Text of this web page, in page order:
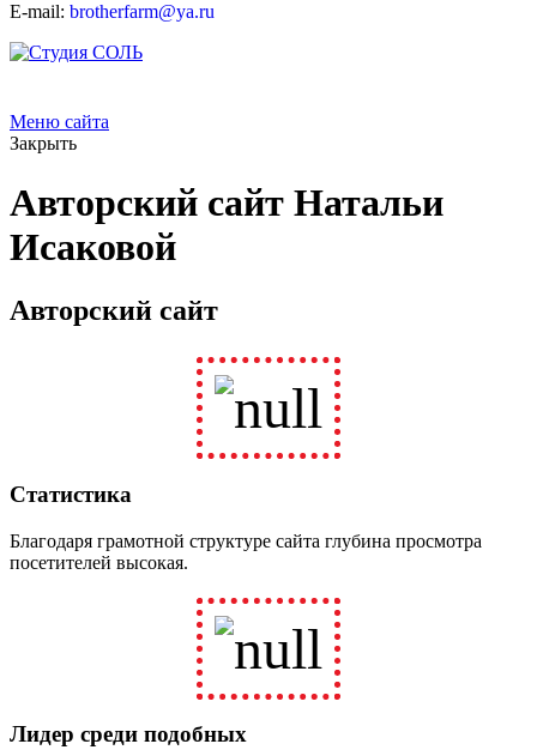
E-mail: brotherfarm@ya.ru
Меню сайта
Закрыть
Авторский сайт Натальи
Исаковой
Авторский сайт
Статистика
Благодаря грамотной структуре сайта глубина просмотра
посетителей высокая.
Лидер среди подобных